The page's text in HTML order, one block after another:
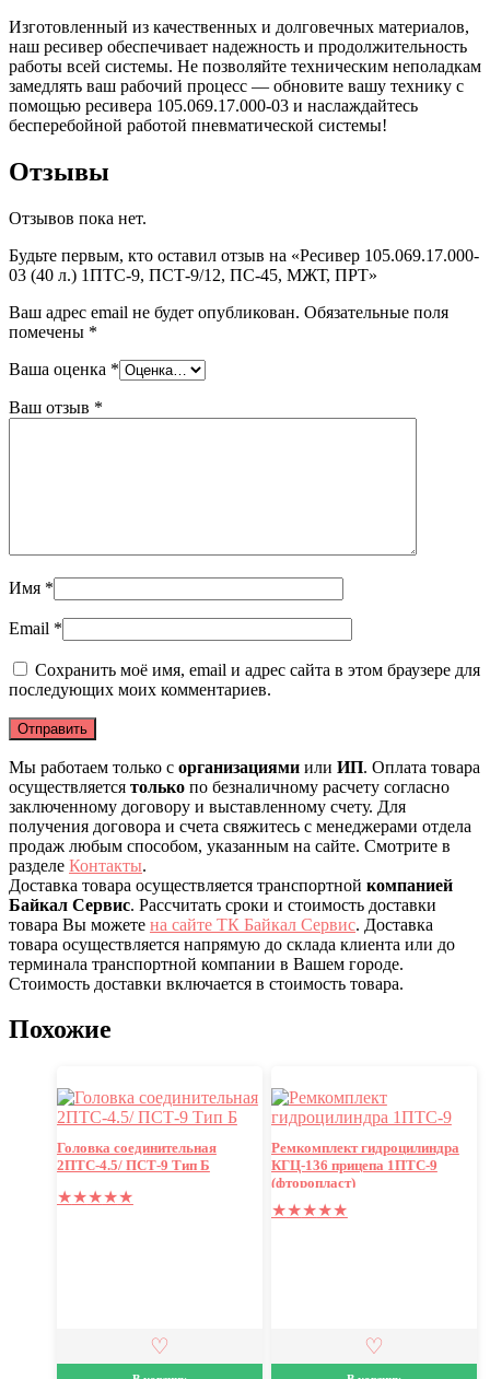
Изготовленный из качественных и долговечных материалов,
наш ресивер обеспечивает надежность и продолжительность
работы всей системы. Не позволяйте техническим неполадкам
замедлять ваш рабочий процесс — обновите вашу технику с
помощью ресивера 105.069.17.000-03 и наслаждайтесь
бесперебойной работой пневматической системы!
Отзывы
Отзывов пока нет.
Будьте первым, кто оставил отзыв на «Ресивер 105.069.17.000-
03 (40 л.) 1ПТС-9, ПСТ-9/12, ПС-45, МЖТ, ПРТ»
Ваш адрес email не будет опубликован. Обязательные поля
помечены *
Ваша оценка *
Ваш отзыв *
Имя *
Email *
Сохранить моё имя, email и адрес сайта в этом браузере для
последующих моих комментариев.
Мы работаем только с организациями или ИП. Оплата товара
осуществляется только по безналичному расчету согласно
заключенному договору и выставленному счету. Для
получения договора и счета свяжитесь с менеджерами отдела
продаж любым способом, указанным на сайте. Смотрите в
разделе Контакты.
Доставка товара осуществляется транспортной компанией
Байкал Сервис. Рассчитать сроки и стоимость доставки
товара Вы можете на сайте ТК Байкал Сервис. Доставка
товара осуществляется напрямую до склада клиента или до
терминала транспортной компании в Вашем городе.
Стоимость доставки включается в стоимость товара.
Похожие
Головка соединительная
2ПТС-4.5/ ПСТ-9 Тип Б
★★★★★
Ремкомплект гидроцилиндра
КГЦ-136 прицепа 1ПТС-9
(фторопласт)
★★★★★